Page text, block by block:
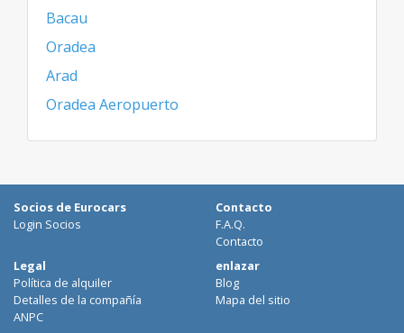
Bacau
Oradea
Arad
Oradea Aeropuerto
Socios de Eurocars
Login Socios
Contacto
F.A.Q.
Contacto
Legal
Política de alquiler
Detalles de la compañía
ANPC
enlazar
Blog
Mapa del sitio